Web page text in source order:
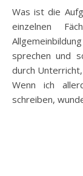
Was ist die Aufgabe von Schule? Bildung zu vermitteln, in
einzelnen
sprechen und
durch
Wenn ich
schreiben,